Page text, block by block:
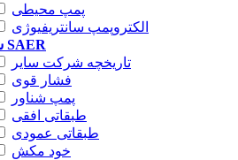
پمپ محیطی
الکتروپمپ سانتریفیوژی
سائر SAER
تاریخچه شرکت سایر
فشار قوی
پمپ شناور
طبقاتی افقی
طبقاتی عمودی
خود مکش